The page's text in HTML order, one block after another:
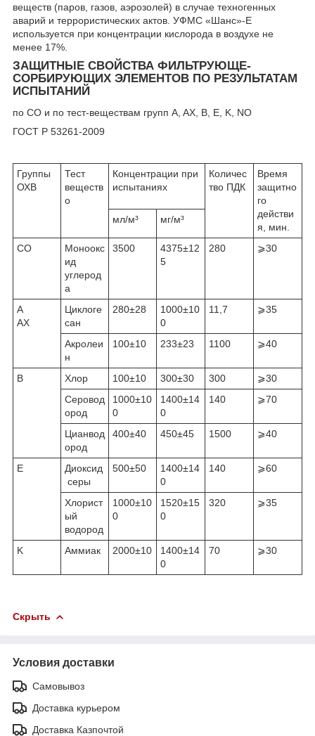
веществ (паров, газов, аэрозолей) в случае техногенных
аварий и террористических актов. УФМС «Шанс»-Е
используется при концентрации кислорода в воздухе не
менее 17%.
ЗАЩИТНЫЕ СВОЙСТВА ФИЛЬТРУЮЩЕ-
СОРБИРУЮЩИХ ЭЛЕМЕНТОВ ПО РЕЗУЛЬТАТАМ
ИСПЫТАНИЙ
по CO и по тест-веществам групп A, AX, B, E, K, NO
ГОСТ Р 53261-2009
Группы
ОХВ
Тест
веществ
о
Концентрации при
испытаниях
Количес
тво ПДК
Время
защитно
го
действи
я, мин.
мл/м³ мг/м³
CO
Моноокс
ид
углерод
а
3500
4375±12
5
280 ⩾30
A
AX
Циклоге
сан
280±28
1000±10
0
11,7 ⩾35
Акролеи
н
100±10 233±23 1100 ⩾40
B Хлор 100±10 300±30 300
⩾30
Серовод
ород
1000±10
0
1400±14
0
140 ⩾70
Цианвод
ород
400±40 450±45 1500 ⩾40
E
Диоксид
серы
500±50
1400±14
0
140 ⩾60
Хлорист
ый
водород
1000±10
0
1520±15
0
320 ⩾35
K Аммиак 2000±10
1400±14
0
70 ⩾30
Скрыть
Условия доставки
Самовывоз
Доставка курьером
Доставка Казпочтой